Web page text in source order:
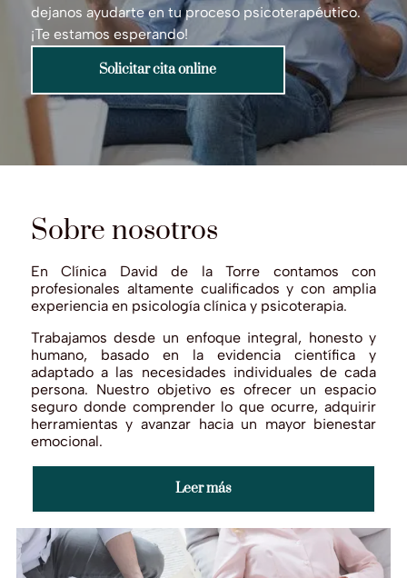
dejanos ayudarte en tu proceso psicoterapéutico.
¡Te estamos esperando!
Solicitar cita online
Sobre nosotros
En Clínica David de la Torre contamos con
profesionales altamente cualificados y con amplia
experiencia en psicología clínica y psicoterapia.
Trabajamos desde un enfoque integral, honesto y
humano, basado en la evidencia científica y
adaptado a las necesidades individuales de cada
persona. Nuestro objetivo es ofrecer un espacio
seguro donde comprender lo que ocurre, adquirir
herramientas y avanzar hacia un mayor bienestar
emocional.
Leer más